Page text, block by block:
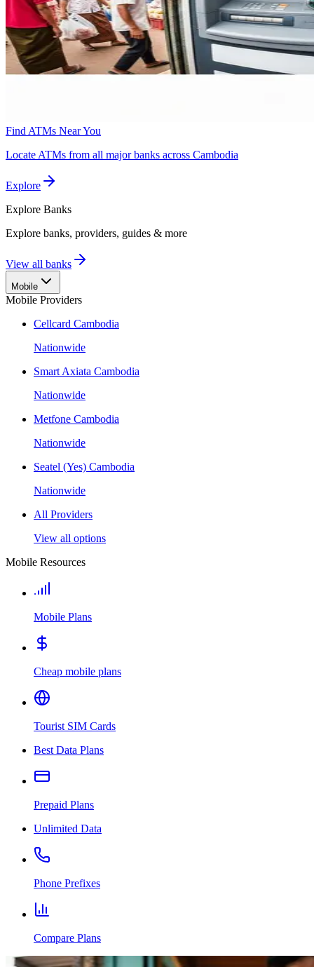
Find ATMs Near You
Locate ATMs from all major banks across Cambodia
Explore
Explore Banks
Explore banks, providers, guides & more
View all banks
Mobile
Mobile Providers
Cellcard Cambodia
Nationwide
Smart Axiata Cambodia
Nationwide
Metfone Cambodia
Nationwide
Seatel (Yes) Cambodia
Nationwide
All Providers
View all options
Mobile Resources
Mobile Plans
Cheap mobile plans
Tourist SIM Cards
Best Data Plans
Prepaid Plans
Unlimited Data
Phone Prefixes
Compare Plans